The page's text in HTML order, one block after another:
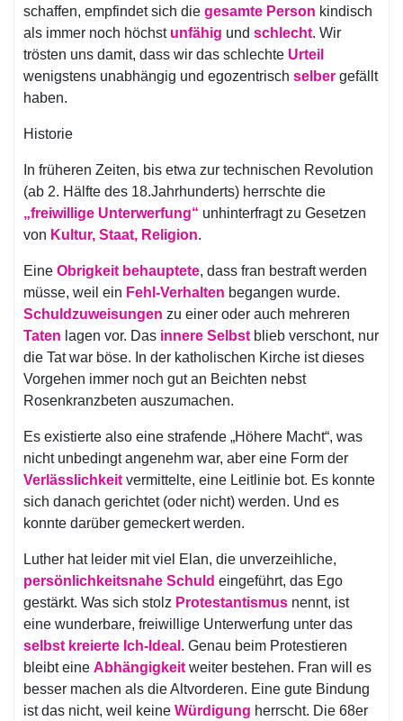
schaffen, empfindet sich die gesamte Person kindisch
als immer noch höchst unfähig und schlecht. Wir
trösten uns damit, dass wir das schlechte Urteil
wenigstens unabhängig und egozentrisch selber gefällt
haben.
Historie
In früheren Zeiten, bis etwa zur technischen Revolution
(ab 2. Hälfte des 18.Jahrhunderts) herrschte die
„freiwillige Unterwerfung“ unhinterfragt zu Gesetzen
von Kultur, Staat, Religion.
Eine Obrigkeit behauptete, dass fran bestraft werden
müsse, weil ein Fehl-Verhalten begangen wurde.
Schuldzuweisungen zu einer oder auch mehreren
Taten lagen vor. Das innere Selbst blieb verschont, nur
die Tat war böse. In der katholischen Kirche ist dieses
Vorgehen immer noch gut an Beichten nebst
Rosenkranzbeten auszumachen.
Es existierte also eine strafende „Höhere Macht“, was
nicht unbedingt angenehm war, aber eine Form der
Verlässlichkeit vermittelte, eine Leitlinie bot. Es konnte
sich danach gerichtet (oder nicht) werden. Und es
konnte darüber gemeckert werden.
Luther hat leider mit viel Elan, die unverzeihliche,
persönlichkeitsnahe Schuld eingeführt, das Ego
gestärkt. Was sich stolz Protestantismus nennt, ist
eine wunderbare, freiwillige Unterwerfung unter das
selbst kreierte Ich-Ideal . Genau beim Protestieren
bleibt eine Abhängigkeit weiter bestehen. Fran will es
besser machen als die Altvorderen. Eine gute Bindung
ist das nicht, weil keine Würdigung herrscht. Die 68er